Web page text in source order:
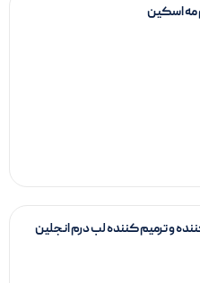
اسکین
و ترمیم کننده لب درم انجلین